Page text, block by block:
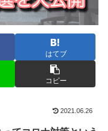
はてブ
コピー
2021.06.26